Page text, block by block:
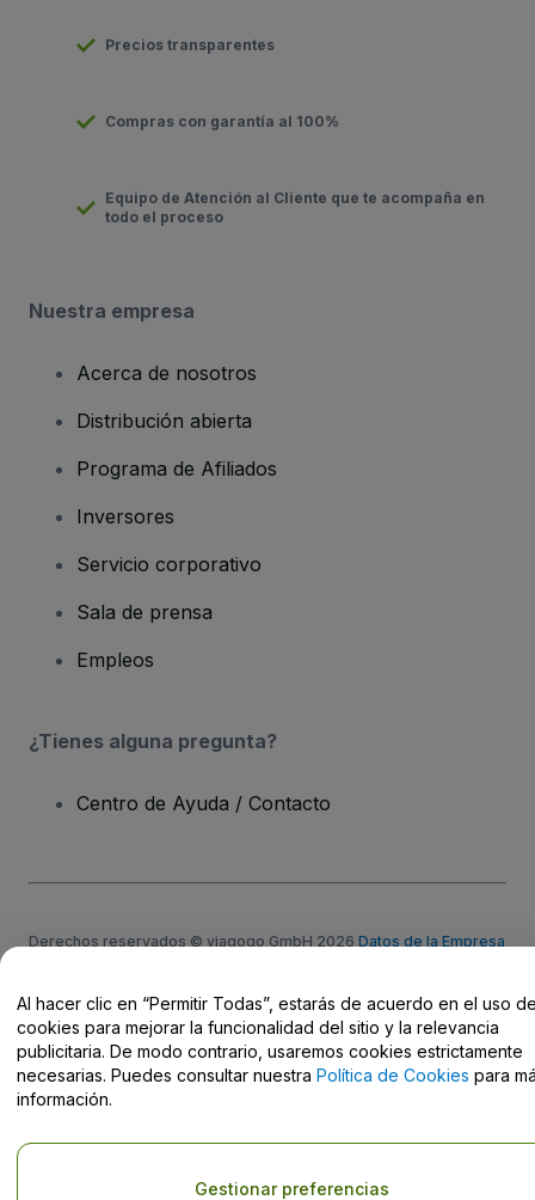
Precios transparentes
Compras con garantía al 100%
Equipo de Atención al Cliente que te acompaña en
todo el proceso
Nuestra empresa
Acerca de nosotros
Distribución abierta
Programa de Afiliados
Inversores
Servicio corporativo
Sala de prensa
Empleos
¿Tienes alguna pregunta?
Centro de Ayuda / Contacto
Derechos reservados © viagogo GmbH 2026 Datos de la Empresa
y de laPolítica de Privacidad para Móviles
Do Not Share My Personal Information/Your Privacy Choices
Al hacer clic en “Permitir Todas”, estarás de acuerdo en el uso
cookies para mejorar la funcionalidad del sitio y la relevancia
publicitaria. De modo contrario, usaremos cookies estrictamente
necesarias. Puedes consultar nuestra Política de Cookies para
información.
Gestionar preferencias